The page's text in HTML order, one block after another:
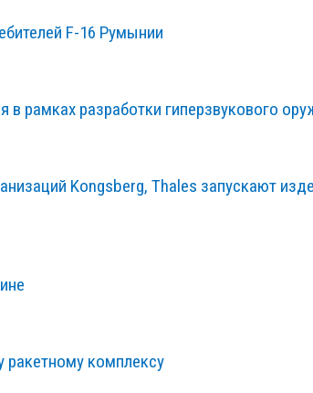
F-16 Румынии
рамках разработки гиперзвукового
Kongsberg, Thales запускают
ракетному комплексу